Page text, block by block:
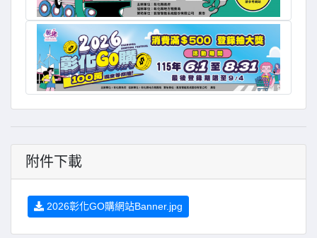
附件下載
2026彰化GO購網站Banner.jpg